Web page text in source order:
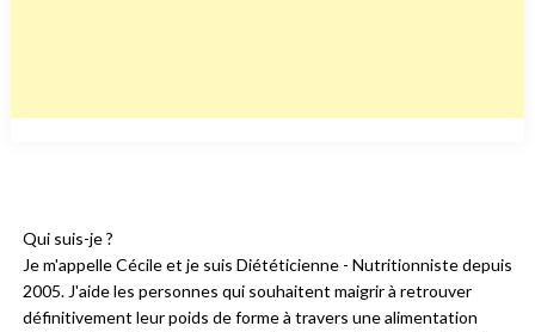
Qui suis-je ?
Je m'appelle Cécile et je suis Diététicienne - Nutritionniste depuis
2005. J'aide les personnes qui souhaitent maigrir à retrouver
définitivement leur poids de forme à travers une alimentation